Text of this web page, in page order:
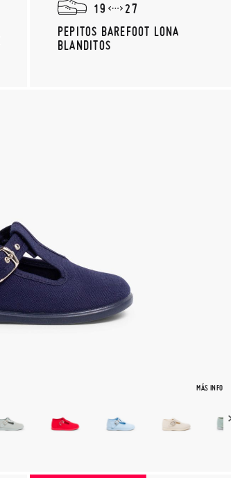
19
27
PEPITOS BAREFOOT LONA
BLANDITOS
MÁS INFO